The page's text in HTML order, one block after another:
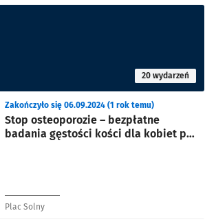
20 wydarzeń
Stop osteoporozie – bezpłatne
badania gęstości kości dla kobiet po
Zakończyło się 06.09.2024 (1 rok temu)
Plac Solny